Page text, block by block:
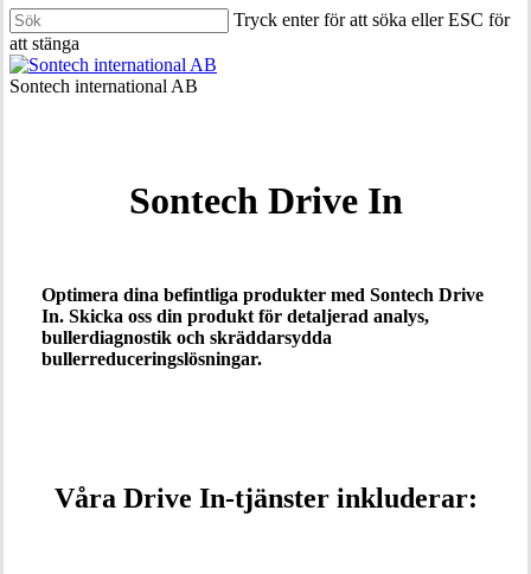
Tryck enter för att söka eller ESC för
att stänga
Stäng
sökningen
Meny
Sontech Drive In
Optimera dina befintliga produkter med Sontech Drive
In. Skicka oss din produkt för detaljerad analys,
bullerdiagnostik och skräddarsydda
bullerreduceringslösningar.
Våra Drive In-tjänster inkluderar: